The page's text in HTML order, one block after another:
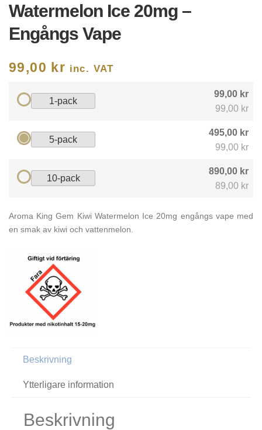
Watermelon Ice 20mg –
Engångs Vape
99,00 kr inc. VAT
1-pack
99,00 kr
99,00 kr
5-pack
495,00 kr
99,00 kr
10-pack
890,00 kr
89,00 kr
Aroma King Gem Kiwi Watermelon Ice 20mg engångs vape med
en smak av kiwi och vattenmelon.
Beskrivning
Ytterligare information
Beskrivning